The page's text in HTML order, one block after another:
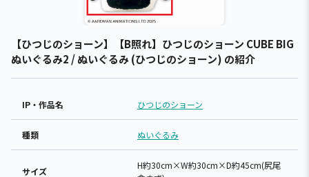
【ひつじのショーン】【B照れ】ひつじのショーン CUBE BIG
ぬいぐるみ2 / ぬいぐるみ (ひつじのショーン) の紹介
IP・作品名 ひつじのショーン
種類 ぬいぐるみ
サイズ
H約30cm×W約30cm×D約45cm(尻尾